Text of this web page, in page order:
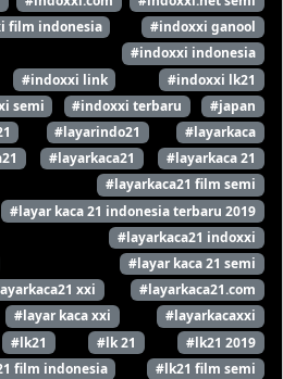
film indonesia
#indoxxi ganool
#indoxxi indonesia
#indoxxi link
#indoxxi lk21
semi #indoxxi terbaru
#japan
#layarindo21
#layarkaca
#layarkaca21
#layarkaca 21
#layarkaca21 film semi
#layar kaca 21 indonesia terbaru 2019
#layarkaca21 indoxxi
#layar kaca 21 semi
xxi
#layarkaca21.com
#layar kaca xxi
#layarkacaxxi
#lk21 #lk 21
#lk21 2019
film indonesia
#lk21 film semi